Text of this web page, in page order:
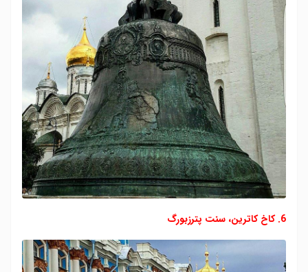
6. کاخ کاترین، سنت پترزبورگ